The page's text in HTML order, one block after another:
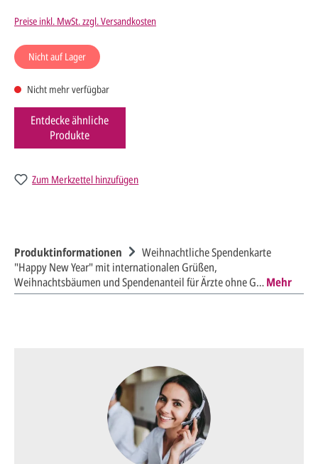
Preise inkl. MwSt. zzgl. Versandkosten
Nicht auf Lager
Nicht mehr verfügbar
Entdecke ähnliche
Produkte
Zum Merkzettel hinzufügen
Produktinformationen
Weihnachtliche Spendenkarte
"Happy New Year" mit internationalen Grüßen,
Weihnachtsbäumen und Spendenanteil für Ärzte ohne G…Mehr